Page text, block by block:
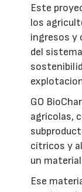
Este
los
ingresos y
del
GO
agrícolas,
cítricos y
un
Ese